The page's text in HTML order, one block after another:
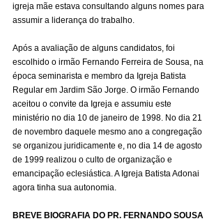
igreja mãe estava consultando alguns nomes para
assumir a liderança do trabalho.
Após a avaliação de alguns candidatos, foi
escolhido o irmão Fernando Ferreira de Sousa, na
época seminarista e membro da Igreja Batista
Regular em Jardim São Jorge. O irmão Fernando
aceitou o convite da Igreja e assumiu este
ministério no dia 10 de janeiro de 1998. No dia 21
de novembro daquele mesmo ano a congregação
se organizou juridicamente e, no dia 14 de agosto
de 1999 realizou o culto de organização e
emancipação eclesiástica. A Igreja Batista Adonai
agora tinha sua autonomia.
BREVE BIOGRAFIA DO PR. FERNANDO SOUSA